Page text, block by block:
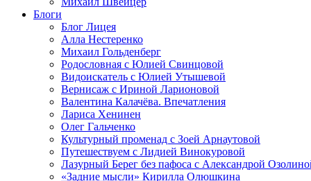
Блоги
Блог Лицея
Алла Нестеренко
Михаил Гольденберг
Родословная с Юлией Свинцовой
Видоискатель с Юлией Утышевой
Вернисаж с Ириной Ларионовой
Валентина Калачёва. Впечатления
Лариса Хенинен
Олег Гальченко
Культурный променад с Зоей Арнаутовой
Путешествуем с Лидией Винокуровой
Лазурный Берег без пафоса с Александрой
«Задние мысли» Кирилла Олюшкина